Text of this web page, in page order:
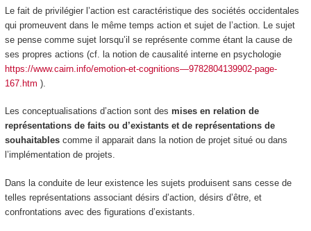
Le fait de privilégier l’action est caractéristique des sociétés occidentales
qui promeuvent dans le même temps action et sujet de l’action. Le sujet
se pense comme sujet lorsqu’il se représente comme étant la cause de
ses propres actions (cf. la notion de causalité interne en psychologie
https://www.cairn.info/emotion-et-cognitions—9782804139902-page-
167.htm ).
Les conceptualisations d’action sont des mises en relation de
représentations de faits ou d’existants et de représentations de
souhaitables comme il apparait dans la notion de projet situé ou dans
l’implémentation de projets.
Dans la conduite de leur existence les sujets produisent sans cesse de
telles représentations associant désirs d’action, désirs d’être, et
confrontations avec des figurations d’existants